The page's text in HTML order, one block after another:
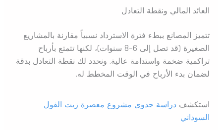
العائد المالي ونقطة التعادل
تتميز المصانع ببطء فترة الاسترداد نسبياً مقارنة بالمشاريع
الصغيرة (قد تصل إلى 6-8 سنوات)، لكنها تتمتع بأرباح
تراكمية ضخمة واستدامة عالية. ونحدد لك نقطة التعادل بدقة
لضمان بدء الأرباح في الوقت المخطط له.
استكشف دراسة جدوى مشروع معصرة زيت الفول
السوداني